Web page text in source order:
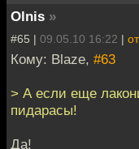
Olnis »
#65 | 09.05.10 16:22 |
Кому: Blaze, #63
> А если еще
пидарасы!
Да!